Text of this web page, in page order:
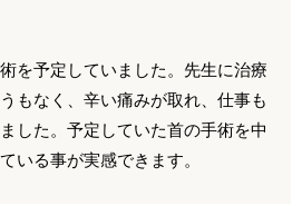
を予定していました。先生に治療
もなく、辛い痛みが取れ、仕事も
した。予定していた首の手術を中
いる事が実感できます。